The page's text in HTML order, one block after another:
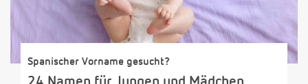
Spanischer Vorname gesucht?